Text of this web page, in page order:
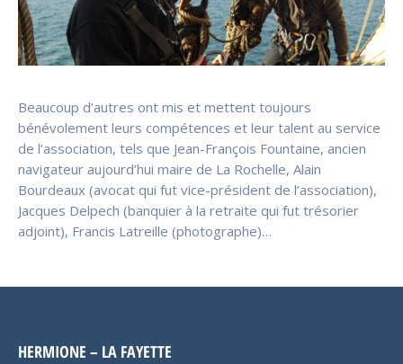
Beaucoup d’autres ont mis et mettent toujours
bénévolement leurs compétences et leur talent au service
de l’association, tels que Jean-François Fountaine, ancien
navigateur aujourd’hui maire de La Rochelle, Alain
Bourdeaux (avocat qui fut vice-président de l’association),
Jacques Delpech (banquier à la retraite qui fut trésorier
adjoint), Francis Latreille (photographe)…
HERMIONE – LA FAYETTE